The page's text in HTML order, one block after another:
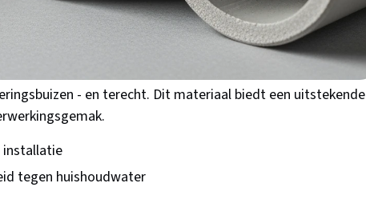
zijn voor het succes van jouw project.
pvc?
- en terecht. Dit materiaal biedt een uitstekende
installatie
tegen huishoudwater